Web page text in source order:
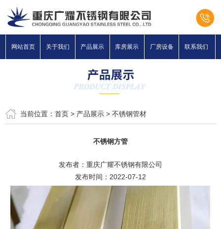
网站首页 关于我们 产品展示 库房展示 厂房设备 联系我们
当前位置：首页 > 产品展示 >不锈钢管材
不锈钢方管
发布者：重庆广耀不锈钢有限公司
发布时间：2022-07-12